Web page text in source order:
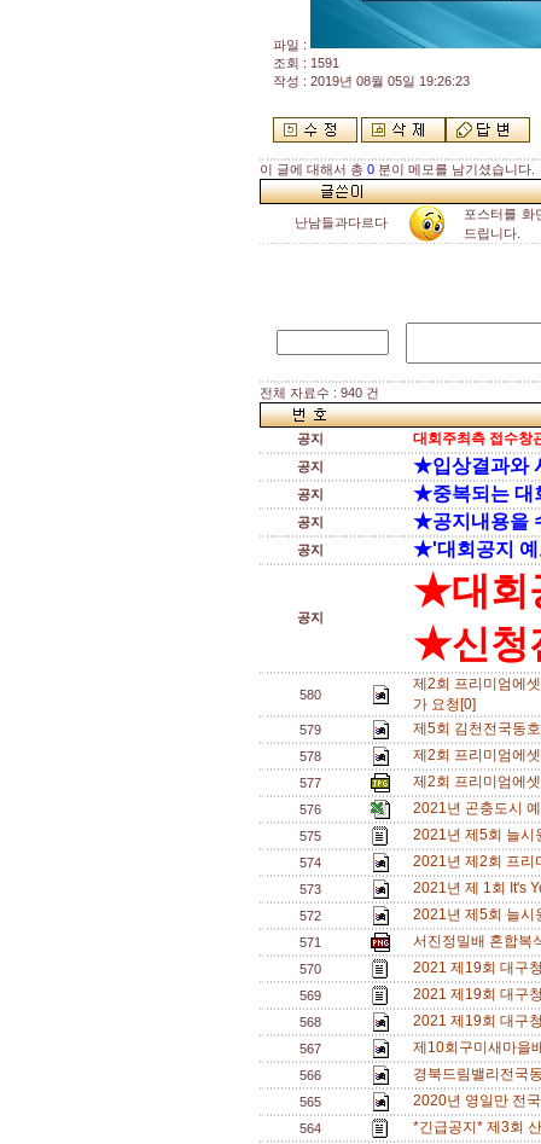
파일 :
조회 : 1591
작성 : 2019년 08월 05일 19:26:23
이 글에 대해서 총 0 분이 메모를 남기셨습니다.
난남들과다르다
포스터를 화
드립니다.
전체 자료수 : 940 건
공지 대회주최측 접수창
공지 ★입상결과와
공지 ★중복되는 대
공지 ★공지내용을
공지 ★'대회공지 예
공지
★대회
★신청
580
제2회 프리미엄에
가 요청[0]
579 제5회 김천전국동
578 제2회 프리미엄에
577 제2회 프리미엄에
576 2021년 곤충도시
575 2021년 제5회 늘
574 2021년 제2회 프
573 2021년 제 1회 It's
572 2021년 제5회 늘
571 서진정밀배 혼합복
570 2021 제19회 대구
569 2021 제19회 대구
568 2021 제19회 대구
567 제10회구미새마을
566 경북드림밸리전국
565 2020년 영일만 전
564 *긴급공지* 제3회